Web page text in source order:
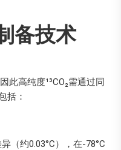
备技术
此高纯度¹³CO₂需通过同
括：
（约0.03°C），在-78°C